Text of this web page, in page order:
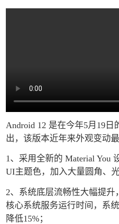
Android 12 是在今年5月19日
出，该版本近年来外观变动最
1、采用全新的 Material You
UI主题色，加入大量圆角、
2、系统底层流畅性大幅提升
核心系统服务运行时间，系
降低15%；